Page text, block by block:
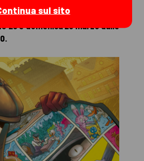
libero
25 e domenica 26 marzo dalle
sul sito